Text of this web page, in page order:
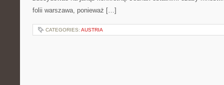
folii warszawa, ponieważ […]
CATEGORIES: AUSTRIA